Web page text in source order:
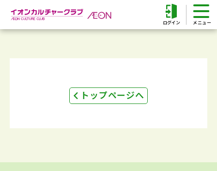
ログイン
トップページへ